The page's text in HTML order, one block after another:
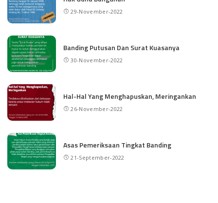
29-November-2022
Banding Putusan Dan Surat Kuasanya
30-November-2022
Hal-Hal Yang Menghapuskan, Meringankan
26-November-2022
Asas Pemeriksaan Tingkat Banding
21-September-2022